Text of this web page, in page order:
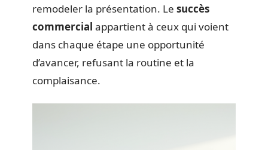
remodeler la présentation. Le succès
commercial appartient à ceux qui voient
dans chaque étape une opportunité
d’avancer, refusant la routine et la
complaisance.